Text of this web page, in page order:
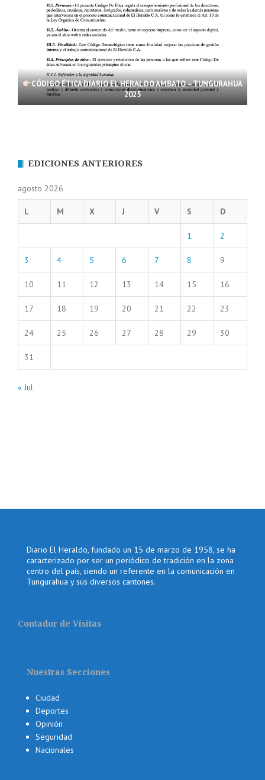
CÓDIGO ÉTICA DIARIO EL HERALDO AMBATO – TUNGURAHUA
2025
EDICIONES ANTERIORES
agosto 2026
L M X J V S D
1 2
3 4 5 6 7 8 9
10 11 12 13 14 15 16
17 18 19 20 21 22 23
24 25 26 27 28 29 30
31
« Jul
Diario El Heraldo, fundado un 15 de marzo de 1958, se ha
caracterizado por ser un periódico de tradición en la zona
centro del país, siendo un referente en la comunicación en
Tungurahua y sus diversos cantones.
Contador de Visitas
Nuestras Secciones
Ciudad
Deportes
Opinión
Seguridad
Nacionales